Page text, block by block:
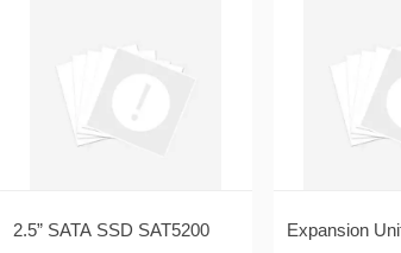
2.5” SATA SSD SAT5200 Expansion